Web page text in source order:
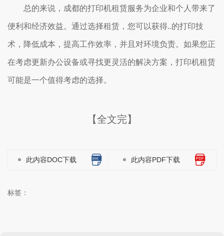
总的来说，成都的打印机租赁服务为企业和个人带来了
便利和经济效益。通过选择租赁，您可以获得..的打印技
术，降低成本，提高工作效率，并且对环境负责。如果您正
在考虑更新办公设备或寻找更灵活的解决方案，打印机租赁
可能是一个值得考虑的选择。
【全文完】
此内容DOC下载 此内容PDF下载
标签：